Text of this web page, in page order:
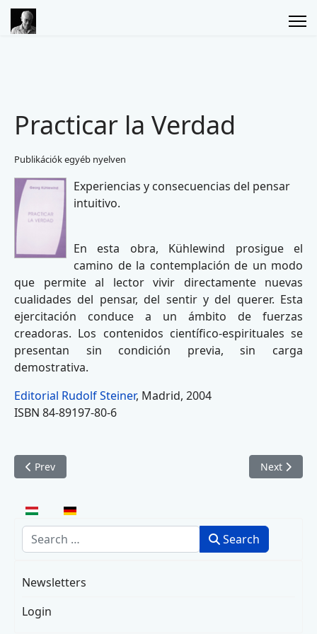
Practicar la Verdad
Publikációk egyéb nyelven
Experiencias y consecuencias del pensar
intuitivo.
En esta obra, Kühlewind prosigue el
camino de la contemplación de un modo
que permite al lector vivir directamente nuevas
cualidades del pensar, del sentir y del querer. Esta
ejercitación conduce a un ámbito de fuerzas
creadoras. Los contenidos científico-espirituales se
presentan sin condición previa, sin carga
demostrativa.
Editorial Rudolf Steiner, Madrid, 2004
ISBN 84-89197-80-6
Previous article: Normaluridan djanssagisaken
Prev Next
Next
Select your language
Search
Search
Newsletters
Login